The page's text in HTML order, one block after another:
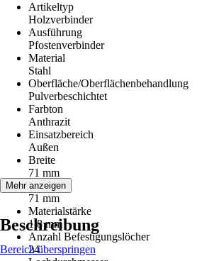
Artikeltyp
Holzverbinder
Ausführung
Pfostenverbinder
Material
Stahl
Oberfläche/Oberflächenbehandlung
Pulverbeschichtet
Farbton
Anthrazit
Einsatzbereich
Außen
Breite
71 mm
Länge
71 mm
Materialstärke
1,8 mm
Anzahl Befestigungslöcher
24
Mehr anzeigen
Beschreibung
Bereich überspringen